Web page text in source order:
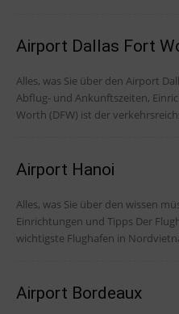
Airport Dallas Fort
Alles, was Sie über den Airport
Abflug- und Ankunftszeiten,
Worth (DFW) ist der
Airport Hanoi
Alles, was Sie über den wissen müssen: Abflug- und Ankunftszeiten,
Einrichtungen und Tipps Der Flughafen Hanoi ist der größte und
wichtigste Flughafen in
Airport Bordeaux